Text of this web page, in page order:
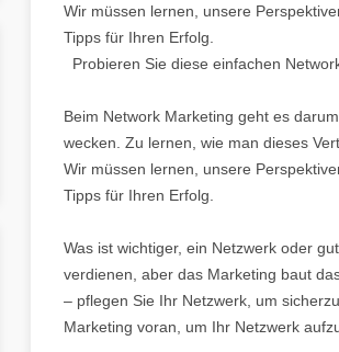
Wir müssen lernen, unsere
Tipps für Ihren Erfolg.
Probieren Sie diese einfachen
Beim Network Marketing geht es
wecken. Zu lernen, wie man dieses
Wir müssen lernen, unsere
Tipps für Ihren Erfolg.
Was ist wichtiger, ein Netzwerk oder
verdienen, aber das Marketing baut
– pflegen Sie Ihr Netzwerk, um
Marketing voran, um Ihr Netzwerk